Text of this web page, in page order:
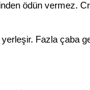
ödün
Fazla